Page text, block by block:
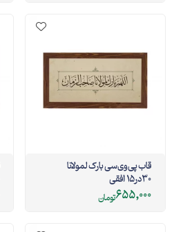
قاب پی‌وی‌سی بارک لمولانا
30در15 افقی
655,000تومان